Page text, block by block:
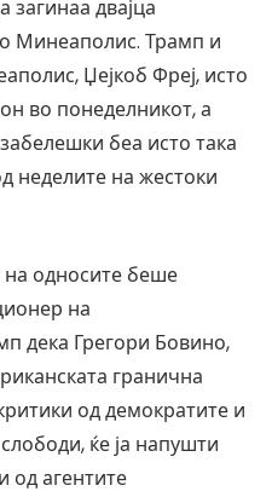
загинаа двајца
Минеаполис. Трамп и
Џејкоб Фреј, исто
во понеделникот, а
беа исто така
неделите на жестоки
на односите беше
на
дека Грегори Бовино,
гранична
од демократите и
ќе ја напушти
од агентите